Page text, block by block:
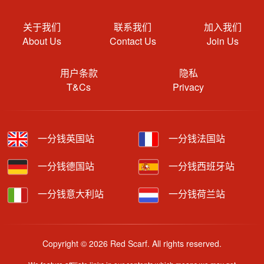
关于我们
About Us
联系我们
Contact Us
加入我们
Join Us
用户条款
T&Cs
隐私
Privacy
一分钱英国站 一分钱法国站
一分钱德国站 一分钱西班牙站
一分钱意大利站 一分钱荷兰站
Copyright © 2026 Red Scarf. All rights reserved.